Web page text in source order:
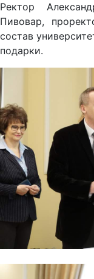
Ректор
Пивовар,
состав
подарки.